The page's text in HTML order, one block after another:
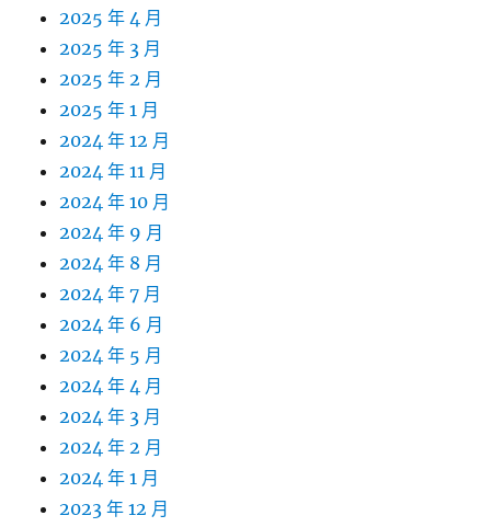
2025 年 4 月
2025 年 3 月
2025 年 2 月
2025 年 1 月
2024 年 12 月
2024 年 11 月
2024 年 10 月
2024 年 9 月
2024 年 8 月
2024 年 7 月
2024 年 6 月
2024 年 5 月
2024 年 4 月
2024 年 3 月
2024 年 2 月
2024 年 1 月
2023 年 12 月